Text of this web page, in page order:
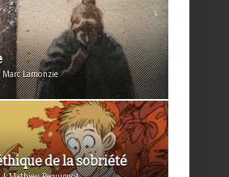
Lamonzie
de la sobriété